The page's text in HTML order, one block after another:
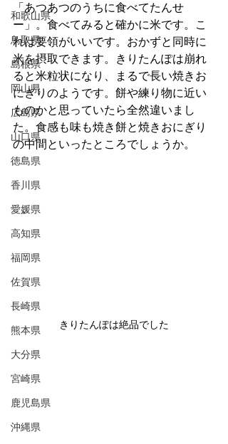
和歌山県
鳥取県
島根県
岡山県
広島県
山口県
徳島県
香川県
愛媛県
高知県
福岡県
佐賀県
長崎県
熊本県
大分県
宮崎県
鹿児島県
沖縄県
「あつあつのうちに食べてたんせ
ー」。食べてみると確かに米です。こ
れは要領がいいです。おかずと同時に
米を摂取できます。きりたんぽは崩れ
ると米粒状になり、まるで長い焼きお
にぎりのようです。餅や練り物に近い
ものかと思っていたら全然違いまし
た。食感も味も焼き餅と焼きおにぎり
の中間といったところでしょうか。
きりたんぽは絶品でした